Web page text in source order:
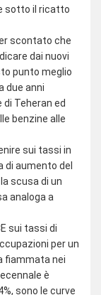
sotto il ricatto
scontato che
dai nuovi
punto meglio
due anni
Teheran ed
benzine alle
sui tassi in
di aumento del
scusa di un
analoga a
sui tassi di
per un
fiammata nei
è
sono le curve